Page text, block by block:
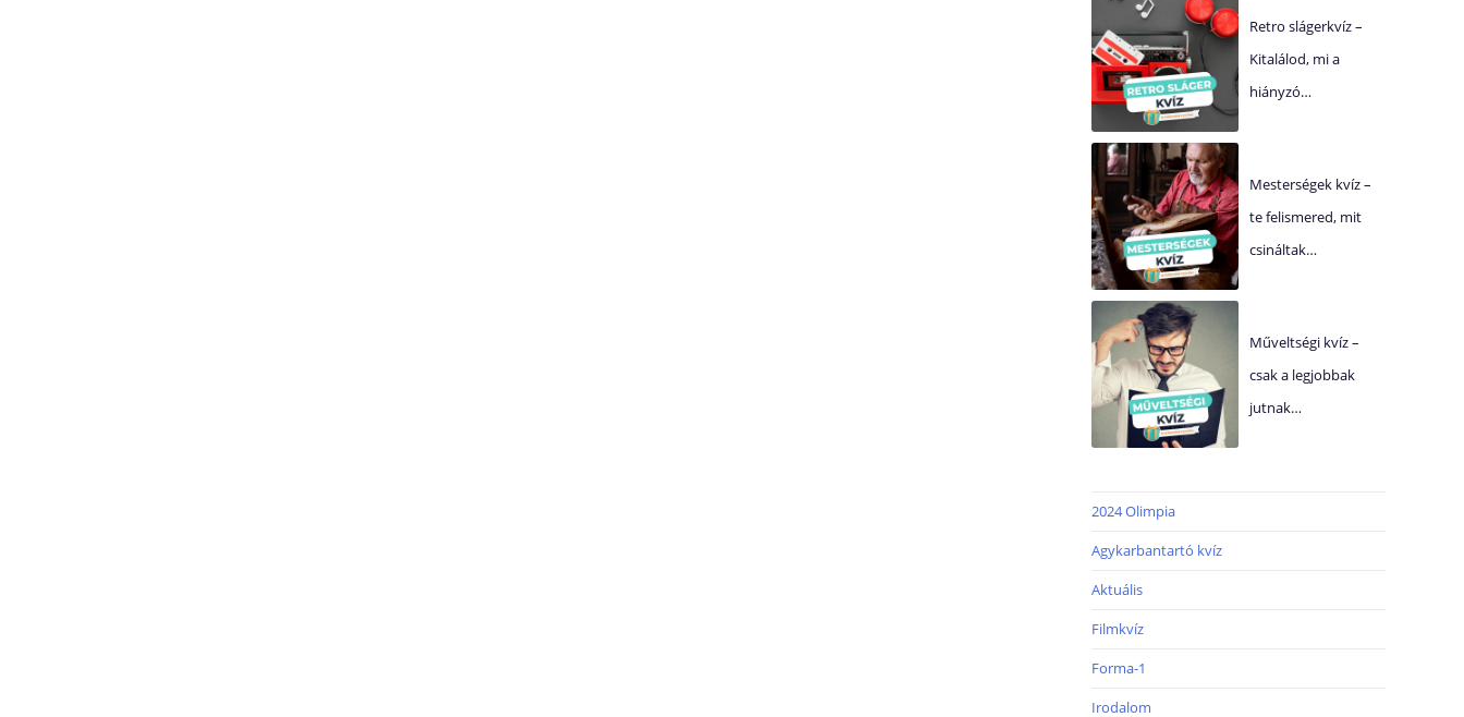
Retro slágerkvíz –
Kitalálod, mi a
hiányzó…
Mesterségek kvíz –
te felismered, mit
csináltak…
Műveltségi kvíz –
csak a legjobbak
jutnak…
2024 Olimpia
Agykarbantartó kvíz
Aktuális
Filmkvíz
Forma-1
Irodalom